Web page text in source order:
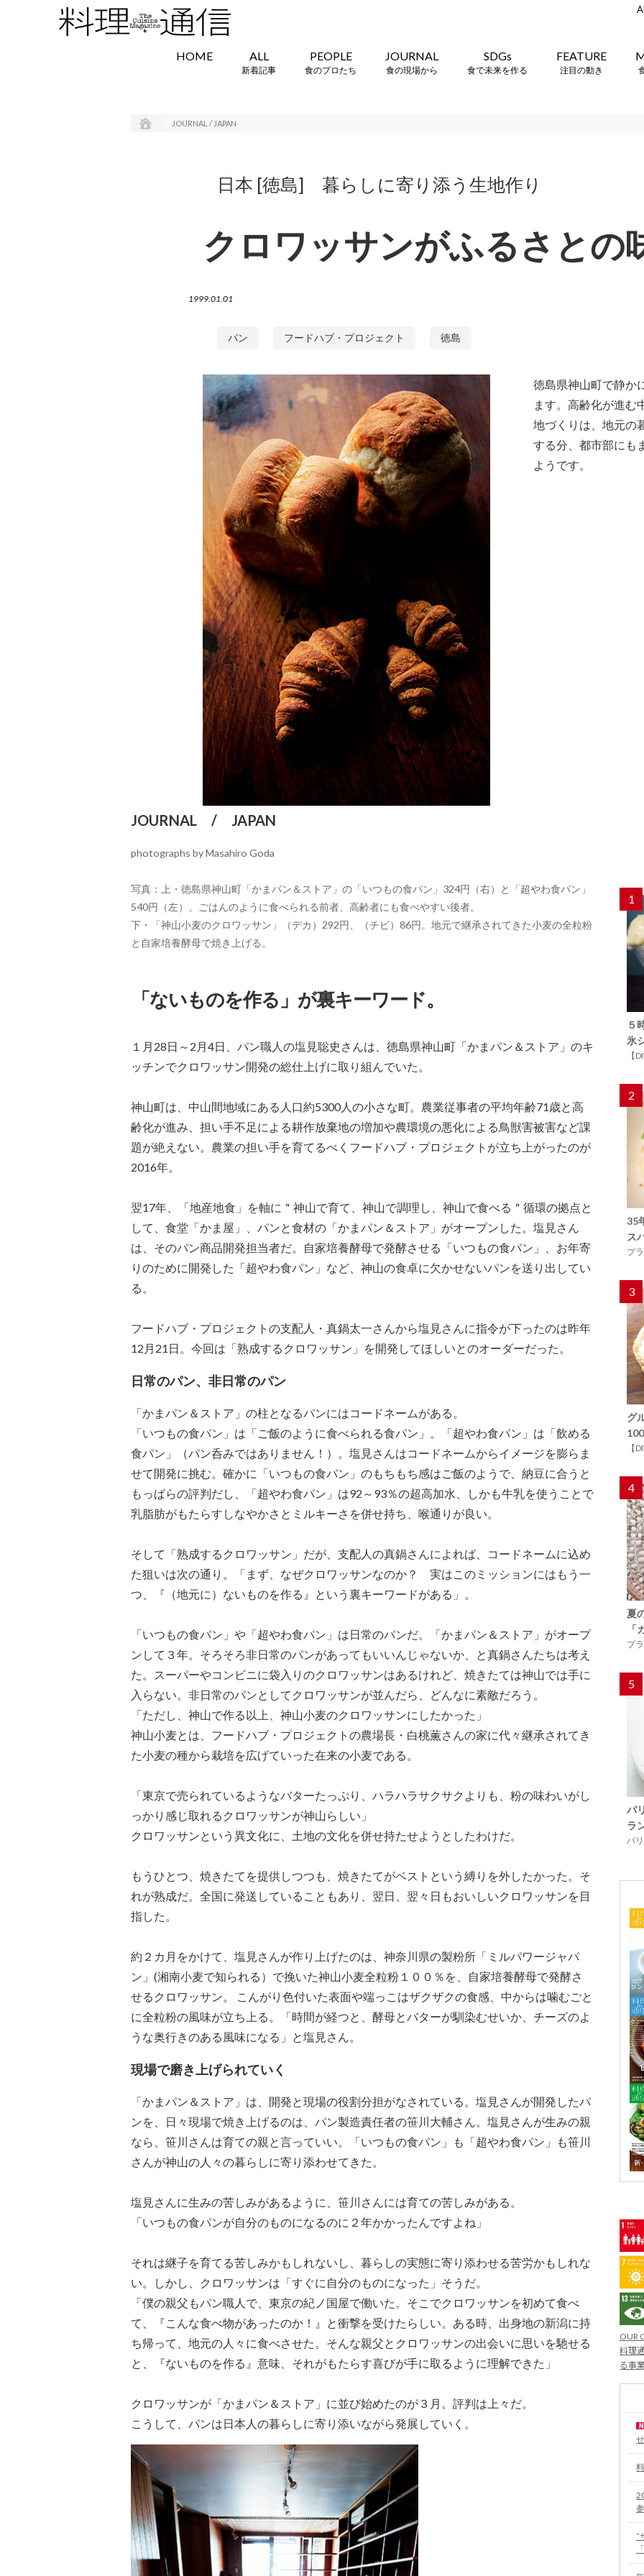
HOME ALL
新着記事
PEOPLE
食のプロたち
JOURNAL
食の現場から
SDGs
食で未来を作る
FEATURE
注目の動き
JOURNAL / JAPAN
日本 [徳島] 暮らしに寄り添う生地作り
クロワッサンがふるさとの
1999.01.01
パン フードハブ・プロジェクト 徳島
徳島県神山町で静か
ます。高齢化が進む
地づくりは、地元の
する分、都市部にも
ようです。
JOURNAL / JAPAN
photographs by Masahiro Goda
写真：上・徳島県神山町「かまパン＆ストア」の「いつもの食パン」324円（右）と「超やわ食パン」
540円（左）。ごはんのように食べられる前者、高齢者にも食べやすい後者。
下・「神山小麦のクロワッサン」（デカ）292円、（チビ）86円。地元で継承されてきた小麦の全粒粉
と自家培養酵母で焼き上げる。
「ないものを作る」が裏キーワード。
１月28日～2月4日、パン職人の塩見聡史さんは、徳島県神山町「かまパン＆ストア」のキ
ッチンでクロワッサン開発の総仕上げに取り組んでいた。
神山町は、中山間地域にある人口約5300人の小さな町。農業従事者の平均年齢71歳と高
齢化が進み、担い手不足による耕作放棄地の増加や農環境の悪化による鳥獣害被害など課
題が絶えない。農業の担い手を育てるべくフードハブ・プロジェクトが立ち上がったのが
2016年。
翌17年、「地産地食」を軸に＂神山で育て、神山で調理し、神山で食べる＂循環の拠点と
して、食堂「かま屋」、パンと食材の「かまパン＆ストア」がオープンした。塩見さん
は、そのパン商品開発担当者だ。自家培養酵母で発酵させる「いつもの食パン」、お年寄
りのために開発した「超やわ食パン」など、神山の食卓に欠かせないパンを送り出してい
る。
フードハブ・プロジェクトの支配人・真鍋太一さんから塩見さんに指令が下ったのは昨年
12月21日。今回は「熟成するクロワッサン」を開発してほしいとのオーダーだった。
日常のパン、非日常のパン
「かまパン＆ストア」の柱となるパンにはコードネームがある。
「いつもの食パン」は「ご飯のように食べられる食パン」。「超やわ食パン」は「飲める
食パン」（パン呑みではありません！）。塩見さんはコードネームからイメージを膨らま
せて開発に挑む。確かに「いつもの食パン」のもちもち感はご飯のようで、納豆に合うと
もっぱらの評判だし、「超やわ食パン」は92～93％の超高加水、しかも牛乳を使うことで
乳脂肪がもたらすしなやかさとミルキーさを併せ持ち、喉通りが良い。
そして「熟成するクロワッサン」だが、支配人の真鍋さんによれば、コードネームに込め
た狙いは次の通り。「まず、なぜクロワッサンなのか？ 実はこのミッションにはもう一
つ、『（地元に）ないものを作る』という裏キーワードがある」。
「いつもの食パン」や「超やわ食パン」は日常のパンだ。「かまパン＆ストア」がオープ
ンして３年。そろそろ非日常のパンがあってもいいんじゃないか、と真鍋さんたちは考え
た。スーパーやコンビニに袋入りのクロワッサンはあるけれど、焼きたては神山では手に
入らない。非日常のパンとしてクロワッサンが並んだら、どんなに素敵だろう。
「ただし、神山で作る以上、神山小麦のクロワッサンにしたかった」
神山小麦とは、フードハブ・プロジェクトの農場長・白桃薫さんの家に代々継承されてき
た小麦の種から栽培を広げていった在来の小麦である。
「東京で売られているようなバターたっぷり、ハラハラサクサクよりも、粉の味わいがし
っかり感じ取れるクロワッサンが神山らしい」
クロワッサンという異文化に、土地の文化を併せ持たせようとしたわけだ。
もうひとつ、焼きたてを提供しつつも、焼きたてがベストという縛りを外したかった。そ
れが熟成だ。全国に発送していることもあり、翌日、翌々日もおいしいクロワッサンを目
指した。
約２カ月をかけて、塩見さんが作り上げたのは、神奈川県の製粉所「ミルパワージャパ
ン」(湘南小麦で知られる）で挽いた神山小麦全粒粉１００％を、自家培養酵母で発酵さ
せるクロワッサン。 こんがり色付いた表面や端っこはザクザクの食感、中からは噛むごと
に全粒粉の風味が立ち上る。「時間が経つと、酵母とバターが馴染むせいか、チーズのよ
うな奥行きのある風味になる」と塩見さん。
現場で磨き上げられていく
「かまパン＆ストア」は、開発と現場の役割分担がなされている。塩見さんが開発したパ
ンを、日々現場で焼き上げるのは、パン製造責任者の笹川大輔さん。塩見さんが生みの親
なら、笹川さんは育ての親と言っていい。「いつもの食パン」も「超やわ食パン」も笹川
さんが神山の人々の暮らしに寄り添わせてきた。
塩見さんに生みの苦しみがあるように、笹川さんには育ての苦しみがある。
「いつもの食パンが自分のものになるのに２年かかったんですよね」
それは継子を育てる苦しみかもしれないし、暮らしの実態に寄り添わせる苦労かもしれな
い。しかし、クロワッサンは「すぐに自分のものになった」そうだ。
「僕の親父もパン職人で、東京の紀ノ国屋で働いた。そこでクロワッサンを初めて食べ
て、『こんな食べ物があったのか！』と衝撃を受けたらしい。ある時、出身地の新潟に持
ち帰って、地元の人々に食べさせた。そんな親父とクロワッサンの出会いに思いを馳せる
と、『ないものを作る』意味、それがもたらす喜びが手に取るように理解できた」
クロワッサンが「かまパン＆ストア」に並び始めたのが３月。評判は上々だ。
こうして、パンは日本人の暮らしに寄り添いながら発展していく。
1
５
氷
【
2
35
ス
プ
3
グ
【
4
夏
「
プ
5
パ
ラ
パ
OUR
料理
る事
せ
“